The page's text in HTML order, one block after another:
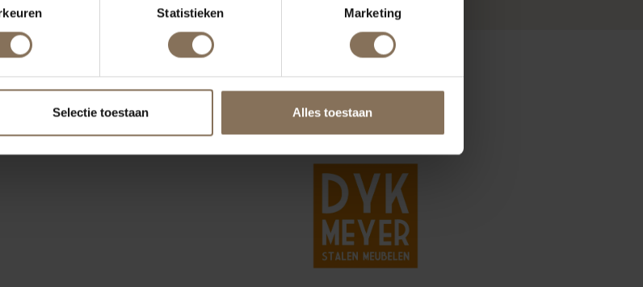
Statistieken Marketing
Selectie toestaan Alles toestaan
ONZE MERKEN